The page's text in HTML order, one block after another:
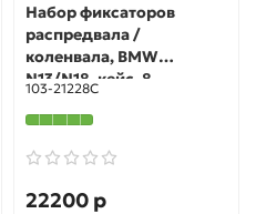
Набор фиксаторов
распредвала /
коленвала, BMW
N13/N18, кейс, 8
предметов МАСТАК 103-
21228C
103-21228C
22200 р